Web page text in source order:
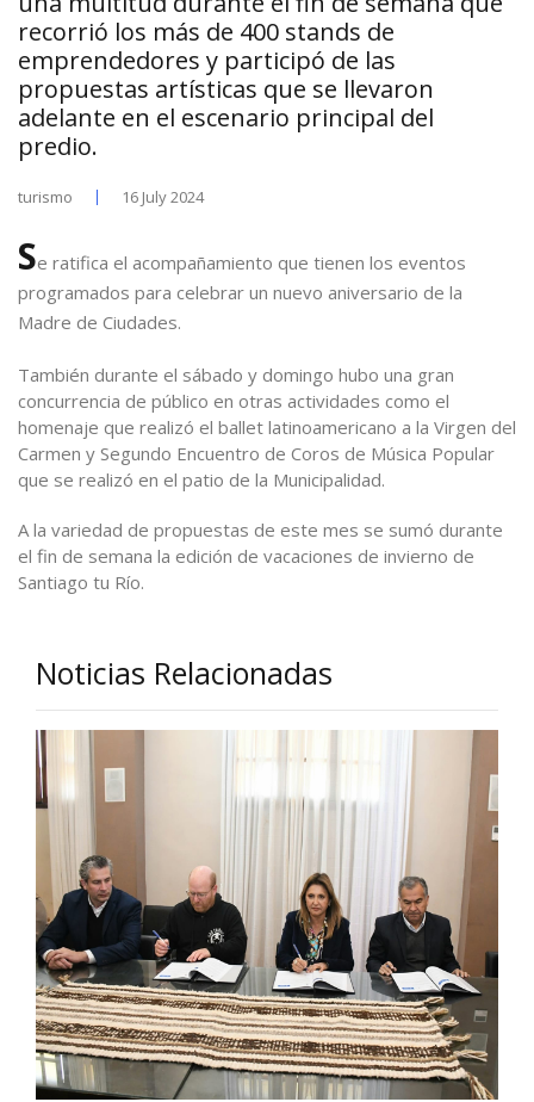
recorrió los más de 400 stands de
emprendedores y participó de las
propuestas artísticas que se llevaron
adelante en el escenario principal del
predio.
turismo 16 July 2024
Se ratifica el acompañamiento que tienen los eventos
programados para celebrar un nuevo aniversario de la
Madre de Ciudades.
También durante el sábado y domingo hubo una gran
concurrencia de público en otras actividades como el
homenaje que realizó el ballet latinoamericano a la Virgen del
Carmen y Segundo Encuentro de Coros de Música Popular
que se realizó en el patio de la Municipalidad.
A la variedad de propuestas de este mes se sumó durante
el fin de semana la edición de vacaciones de invierno de
Santiago tu Río.
Noticias Relacionadas